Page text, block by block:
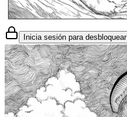
Inicia sesión para desbloquear